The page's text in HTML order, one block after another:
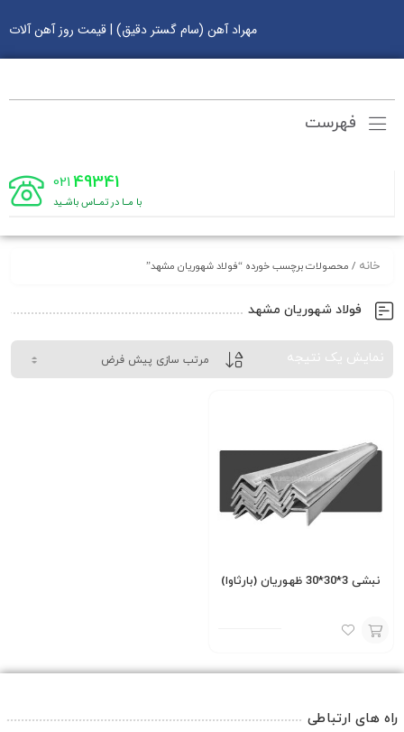
مهراد آهن (سام گستر دقیق) | قیمت روز آهن آلات
فهرست
49341
021
با مـا در تمـاس باشـید
خانه / محصولات برچسب خورده “فولاد شهوریان مشهد”
فولاد شهوریان مشهد
نمایش یک نتیجه
نبشی 3*30*30 ظهوریان (بارثاوا)
سبد
راه های ارتباطی